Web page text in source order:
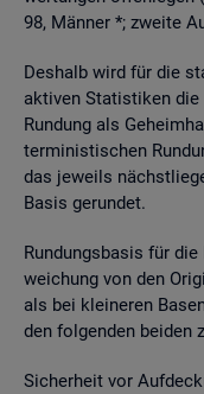
98, Män­ner *; zwei­te
Des­halb wird für die
ak­ti­ven Sta­tis­ti­ken
Run­dung als
ter­mi­nis­ti­schen
das je­weils
Basis ge­run­det.
Run­dungs­ba­sis für
wei­chung von den
als bei klei­ne­ren
den fol­gen­den bei­den
Si­cher­heit vor